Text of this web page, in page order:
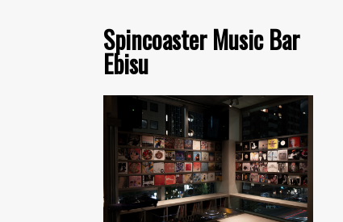
Spincoaster Music Bar
Ebisu